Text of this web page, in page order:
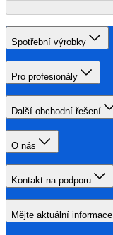
Spotřební výrobky
Pro profesionály
Další obchodní řešení
O nás
Kontakt na podporu
Mějte aktuální informace